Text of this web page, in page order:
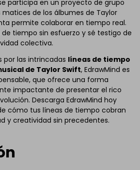
participa en un proyecto de grupo
de los álbumes de Taylor
permite colaborar en tiempo real.
tiempo sin esfuerzo y sé testigo de
colectiva.
por las intrincadas líneas de tiempo
de Taylor Swift, EdrawMind es
que ofrece una forma
impactante de presentar el rico
Descarga EdrawMind hoy
cómo tus líneas de tiempo cobran
y creatividad sin precedentes.